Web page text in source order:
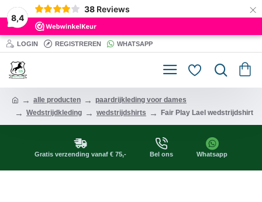
8,4
38 Reviews ×
LOGIN REGISTREREN WHATSAPP
alle producten
paardrijkleding voor dames
Wedstrijdkleding
wedstrijdshirts Fair Play Lael wedstrijdshirt
Gratis verzending vanaf € 75,- Bel ons Whatsapp